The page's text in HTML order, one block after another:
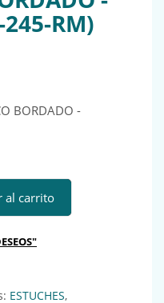
RM)
BORDADO -
BORDADO -
al carrito
ESTUCHES,